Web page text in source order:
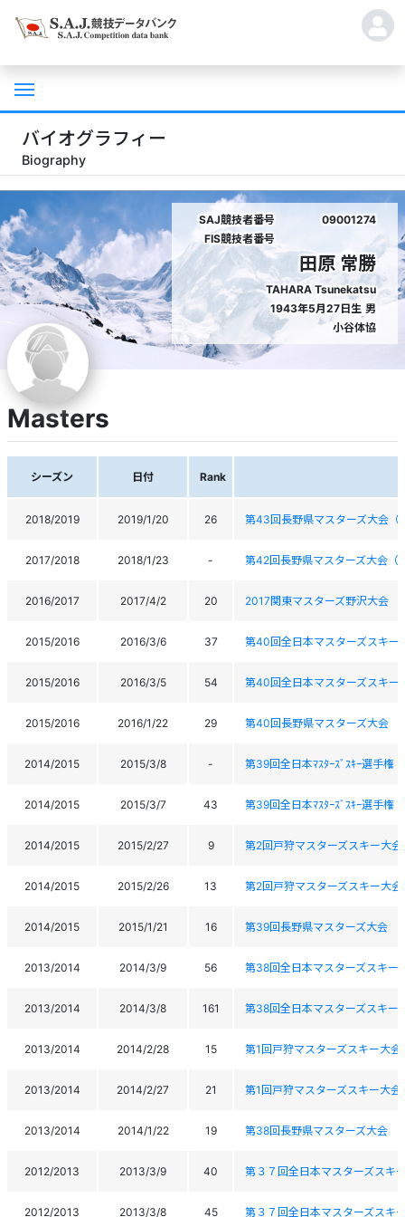
バイオグラフィー
Biography
SAJ競技者番号
09001274
FIS競技者番号
田原 常勝
TAHARA Tsunekatsu
1943年5月27日生 男
小谷体協
Masters
シーズン 日付 Rank
2018/2019 2019/1/20 26 第43回長野県マスターズ大会（
2017/2018 2018/1/23 - 第42回長野県マスターズ大会（
2016/2017 2017/4/2 20 2017関東マスターズ野沢大会
2015/2016 2016/3/6 37 第40回全日本マスターズスキ
2015/2016 2016/3/5 54 第40回全日本マスターズスキ
2015/2016 2016/1/22 29 第40回長野県マスターズ大会
2014/2015 2015/3/8 - 第39回全日本ﾏｽﾀｰｽﾞｽｷｰ選手権
2014/2015 2015/3/7 43 第39回全日本ﾏｽﾀｰｽﾞｽｷｰ選手権
2014/2015 2015/2/27 9 第2回戸狩マスターズスキー大会
2014/2015 2015/2/26 13 第2回戸狩マスターズスキー大会
2014/2015 2015/1/21 16 第39回長野県マスターズ大会
2013/2014 2014/3/9 56 第38回全日本マスターズスキー
2013/2014 2014/3/8 161 第38回全日本マスターズスキー
2013/2014 2014/2/28 15 第1回戸狩マスターズスキー大会
2013/2014 2014/2/27 21 第1回戸狩マスターズスキー大会
2013/2014 2014/1/22 19 第38回長野県マスターズ大会
2012/2013 2013/3/9 40 第３７回全日本マスターズスキ
2012/2013 2013/3/8 45 第３７回全日本マスターズスキ